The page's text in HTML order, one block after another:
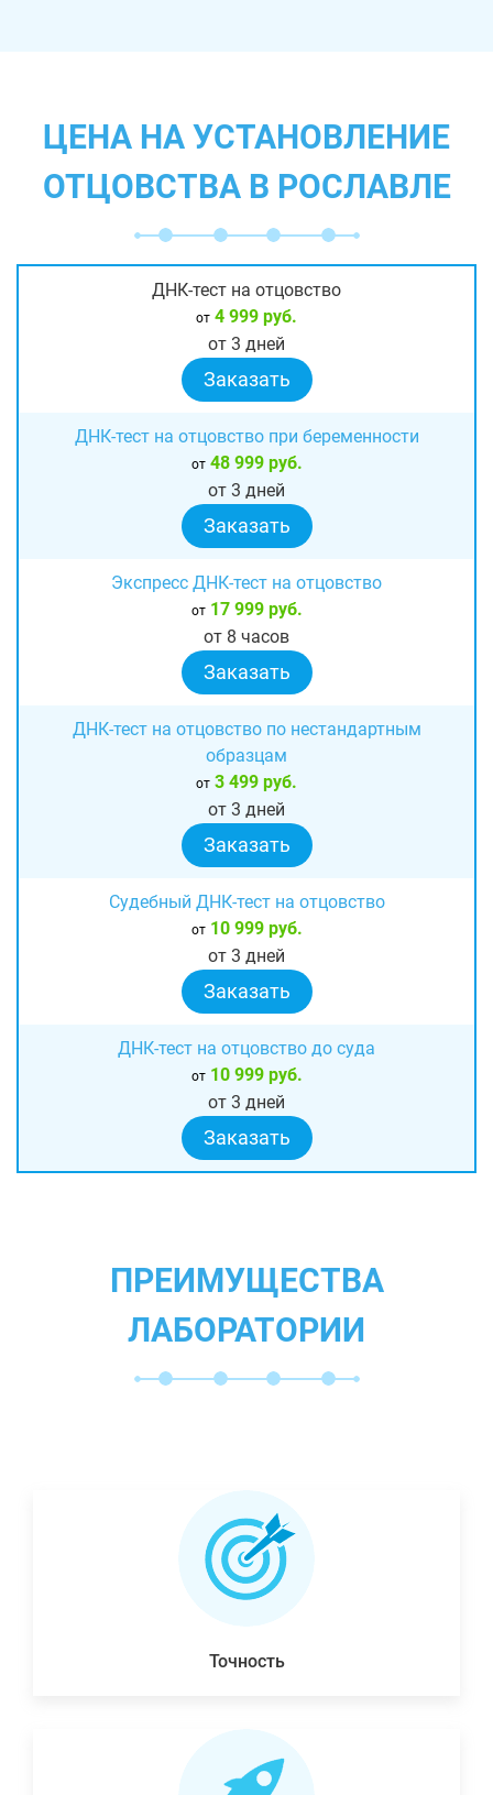
ЦЕНА НА УСТАНОВЛЕНИЕ
ОТЦОВСТВА В РОСЛАВЛЕ
ДНК-тест на отцовство
от 4 999 руб.
от 3 дней
Заказать
ДНК-тест на отцовство при беременности
от48 999 руб.
от 3 дней
Заказать
Экспресс ДНК-тест на отцовство
от17 999 руб.
от 8 часов
Заказать
ДНК-тест на отцовство по нестандартным
образцам
от 3 499 руб.
от 3 дней
Заказать
Судебный ДНК-тест на отцовство
от10 999 руб.
от 3 дней
Заказать
ДНК-тест на отцовство до суда
от10 999 руб.
от 3 дней
Заказать
ПРЕИМУЩЕСТВА
ЛАБОРАТОРИИ
Точность